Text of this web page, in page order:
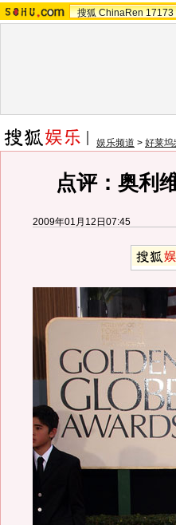
搜狐 ChinaRen 17173
娱乐频道 > 好莱坞
点评：奥利
2009年01月12日07:45